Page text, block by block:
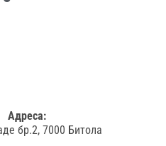
Адреса:
бр.2, 7000 Битола